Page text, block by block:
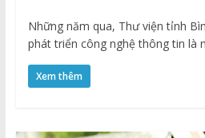
Những năm qua, Thư viện tỉnh
phát triển công nghệ thông tin là
Xem thêm